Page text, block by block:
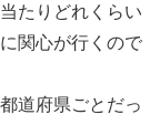
たりどれくらい
関心が行くので
道府県ごとだっ